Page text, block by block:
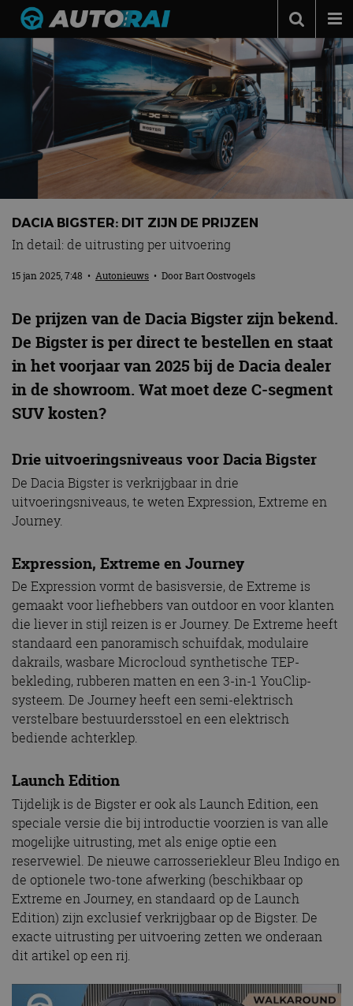
Autonieuws
Podcast
Autotests
Automerken
Adverteren
Contact
MotorRAI.nl
DACIA BIGSTER: DIT ZIJN DE PRIJZEN
In detail: de uitrusting per uitvoering
15 jan 2025, 7:48 • Autonieuws • DoorBart Oostvogels
De prijzen van de Dacia Bigster zijn bekend.
De Bigster is per direct te bestellen en staat
in het voorjaar van 2025 bij de Dacia dealer
in de showroom. Wat moet deze C-segment
SUV kosten?
Drie uitvoeringsniveaus voor Dacia Bigster
De Dacia Bigster is verkrijgbaar in drie
uitvoeringsniveaus, te weten Expression, Extreme en
Journey.
Expression, Extreme en Journey
De Expression vormt de basisversie, de Extreme is
gemaakt voor liefhebbers van outdoor en voor klanten
die liever in stijl reizen is er Journey. De Extreme heeft
standaard een panoramisch schuifdak, modulaire
dakrails, wasbare Microcloud synthetische TEP-
bekleding, rubberen matten en een 3-in-1 YouClip-
systeem. De Journey heeft een semi-elektrisch
verstelbare bestuurdersstoel en een elektrisch
bediende achterklep.
Launch Edition
Tijdelijk is de Bigster er ook als Launch Edition, een
speciale versie die bij introductie voorzien is van alle
mogelijke uitrusting, met als enige optie een
reservewiel. De nieuwe carrosseriekleur Bleu Indigo en
de optionele two-tone afwerking (beschikbaar op
Extreme en Journey, en standaard op de Launch
Edition) zijn exclusief verkrijgbaar op de Bigster. De
exacte uitrusting per uitvoering zetten we onderaan
dit artikel op een rij.